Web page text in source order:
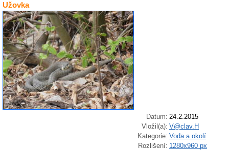
Užovka
Datum: 24.2.2015
Vložil(a): V@clav.H
Kategorie: Voda a okolí
Rozlišení: 1280x960 px